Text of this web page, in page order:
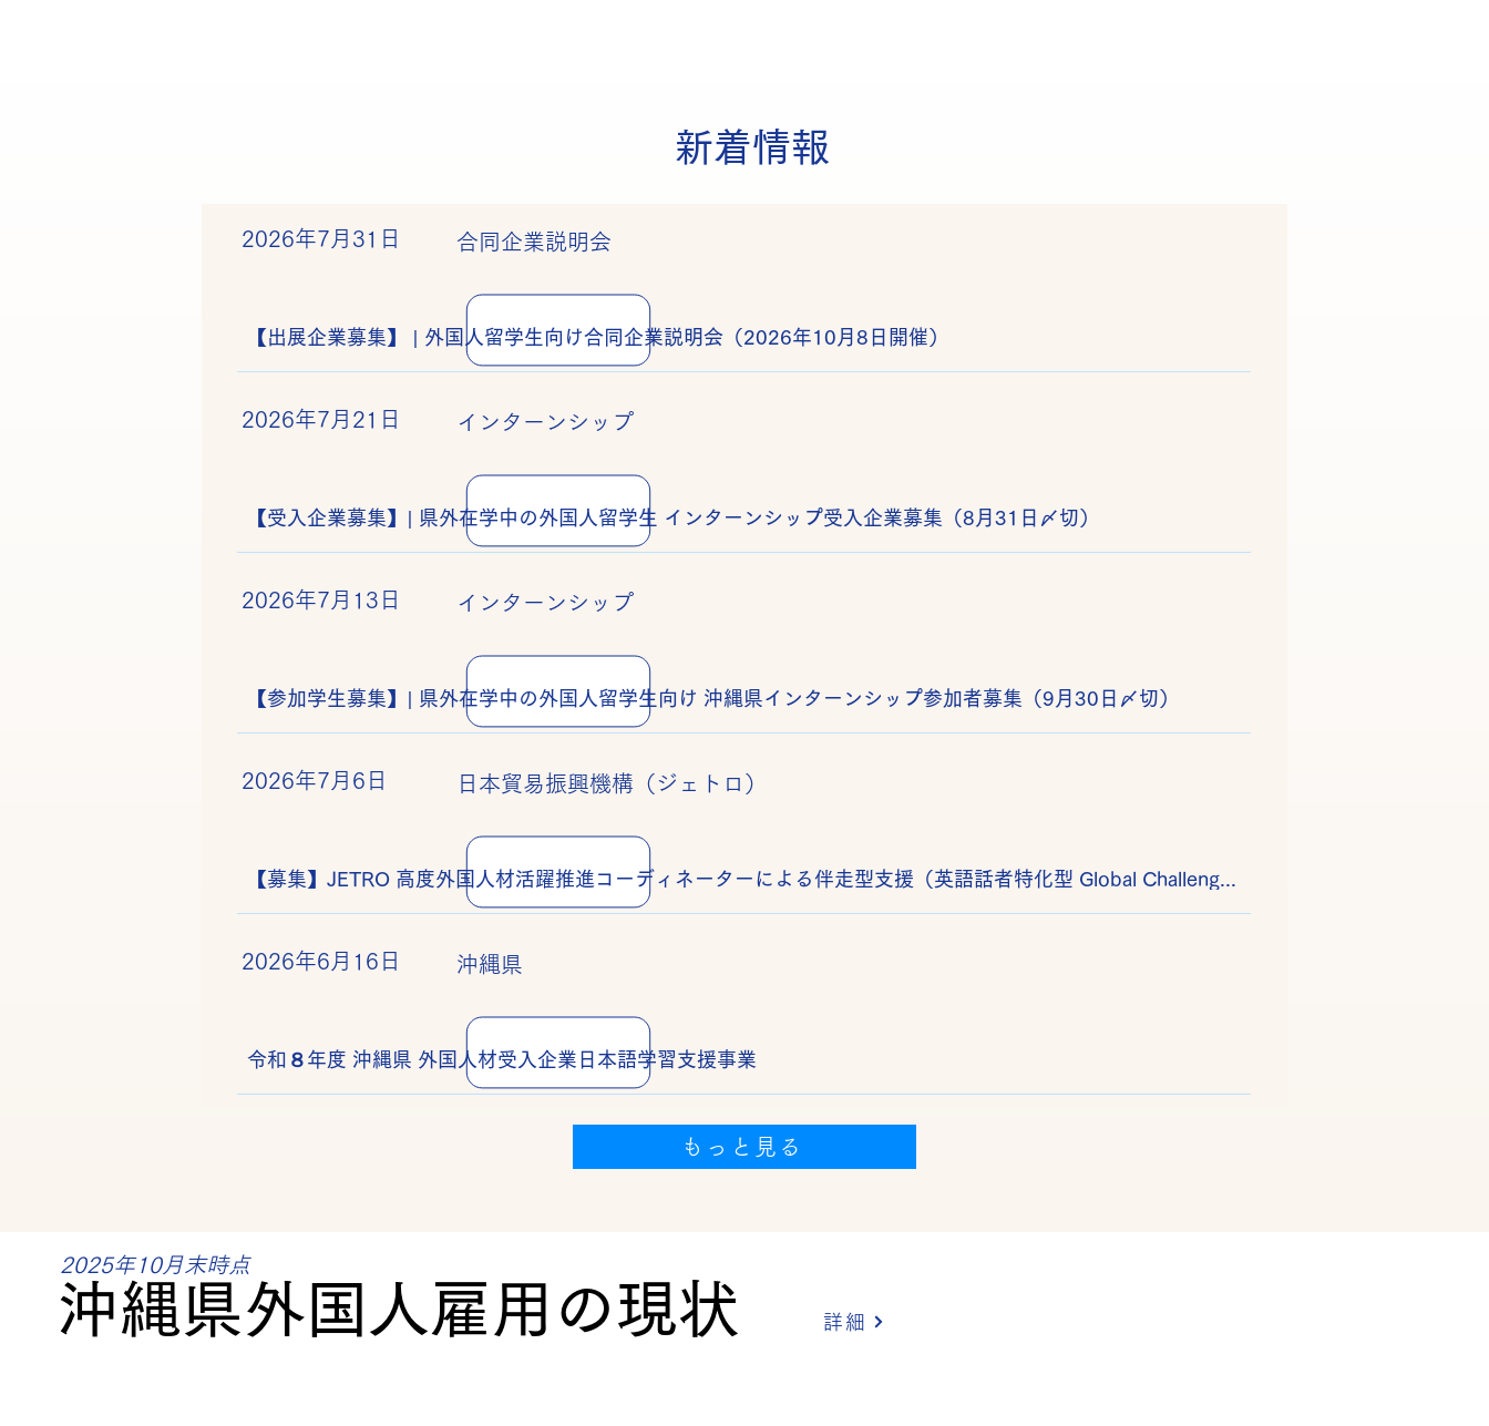
新着情報
2026年7月31日 合同企業説明会
【出展企業募集】 | 外国人留学生向け合同企業説明会（2026年10月8日開催）
2026年7月21日 インターンシップ
【受入企業募集】| 県外在学中の外国人留学生 インターンシップ受入企業募集（8月31日〆切）
2026年7月13日 インターンシップ
【参加学生募集】| 県外在学中の外国人留学生向け 沖縄県インターンシップ参加者募集（9月30日〆切）
2026年7月6日 日本貿易振興機構（ジェトロ）
2026年6月16日 沖縄県
令和８年度 沖縄県 外国人材受入企業日本語学習支援事業
もっと見る
沖縄県外国人雇用の現状
2025年10月末時点
詳細